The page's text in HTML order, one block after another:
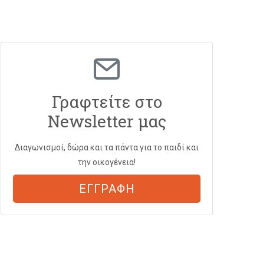
Γραφτείτε στο
Newsletter μας
Διαγωνισμοί, δώρα και τα πάντα για το παιδί και
την οικογένεια!
ΕΓΓΡΑΦΗ